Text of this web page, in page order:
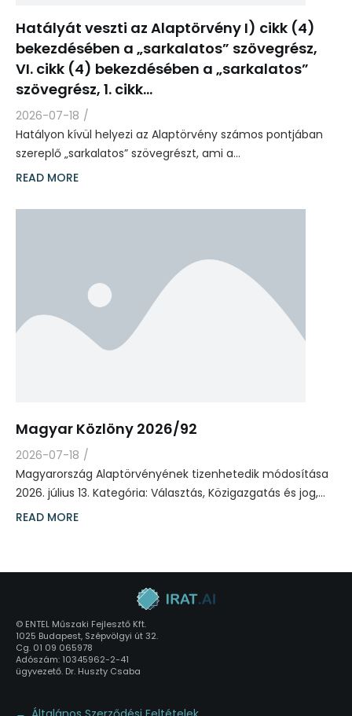
Hatályát veszti az Alaptörvény I) cikk (4)
bekezdésében a „sarkalatos” szövegrész,
VI. cikk (4) bekezdésében a „sarkalatos”
szövegrész, 1. cikk…
2026-07-18 /
Hatályon kívül helyezi az Alaptörvény számos pontjában
szereplő „sarkalatos” szövegrészt, ami a…
READ MORE
Magyar Közlöny 2026/92
2026-07-18 /
Magyarország Alaptörvényének tizenhetedik módosítása
2026. július 13. Kategória: Választás, Közigazgatás és jog,…
READ MORE
© ENTEL Műszaki Fejlesztő Kft.
1025 Budapest, Szépvölgyi út 32.
Cg. 01 09 065978
Adószám: 10345962-2-41
ügyvezető. Dr. Huszty Csaba